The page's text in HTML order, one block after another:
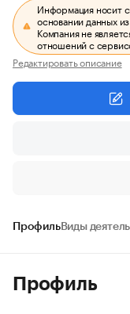
Информация носит
основании данных
Компания не
отношений с
Редактировать описание
ПрофильВиды
Профиль